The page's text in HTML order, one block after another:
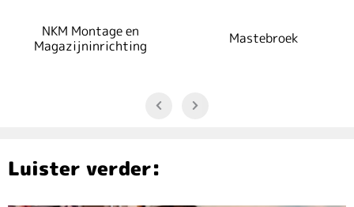
NKM Montage en
Magazijninrichting
Mastebroek
Luister verder: